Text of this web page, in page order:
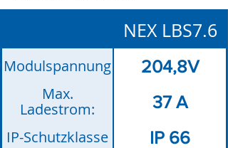
NEX LBS7.6
Modulspannung 204,8V
Max.
Ladestrom:
37 A
IP-Schutzklasse IP 66